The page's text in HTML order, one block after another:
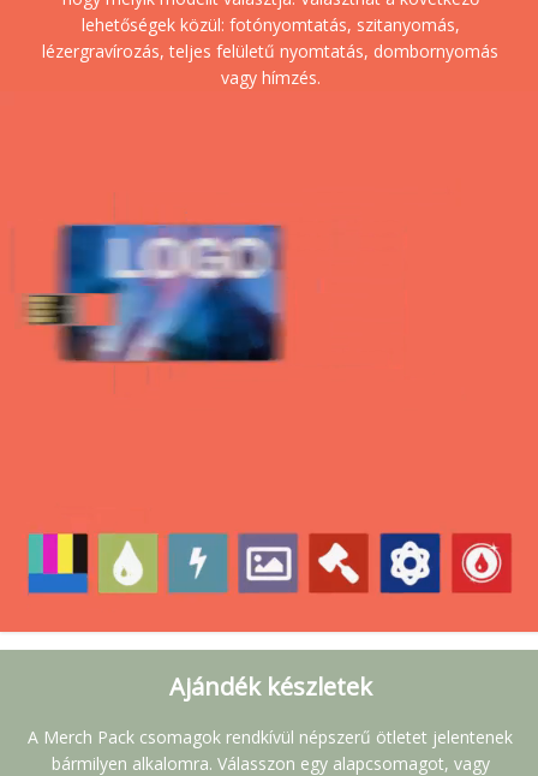
lehetőségek közül: fotónyomtatás, szitanyomás,
lézergravírozás, teljes felületű nyomtatás, dombornyomás
vagy hímzés.
Ajándék készletek
A Merch Pack csomagok rendkívül népszerű ötletet jelentenek
bármilyen alkalomra. Válasszon egy alapcsomagot, vagy